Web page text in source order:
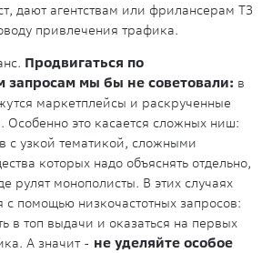
дают агентствам или фрилансерам ТЗ
привлечения трафика.
Продвигаться по
запросам мы бы не советовали: в
маркетплейсы и раскрученные
Особенно это касается сложных ниш:
с узкой тематикой, сложными
которых надо объяснять отдельно,
рулят монополисты. В этих случаях
с помощью низкочастотных запросов:
в топ выдачи и оказаться на первых
А значит - не уделяйте особое